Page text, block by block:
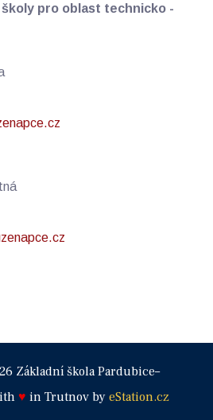
pro oblast technicko -
Základní škola Pardubice–
♥ in Trutnov by eStation.cz